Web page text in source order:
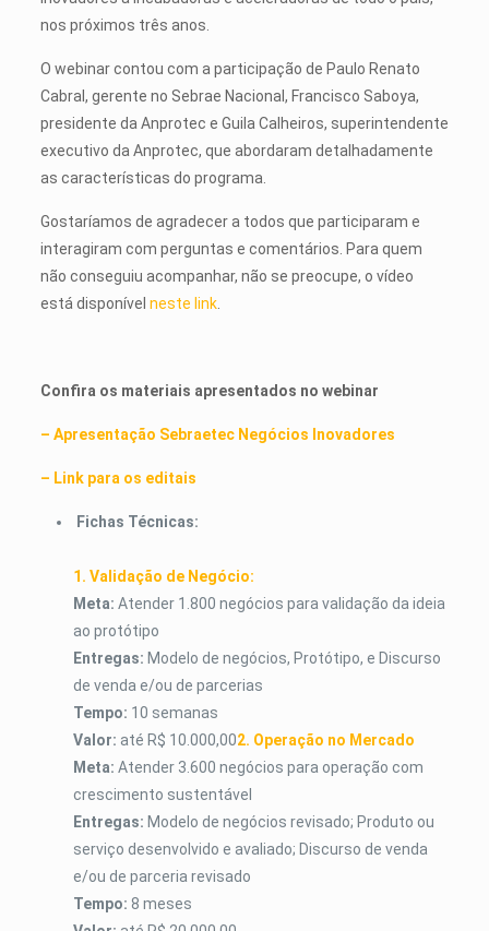
nos próximos três anos.
O webinar contou com a participação de Paulo Renato
Cabral, gerente no Sebrae Nacional, Francisco Saboya,
presidente da Anprotec e Guila Calheiros, superintendente
executivo da Anprotec, que abordaram detalhadamente
as características do programa.
Gostaríamos de agradecer a todos que participaram e
interagiram com perguntas e comentários. Para quem
não conseguiu acompanhar, não se preocupe, o vídeo
está disponível neste link.
Confira os materiais apresentados no webinar
– Apresentação Sebraetec Negócios Inovadores
– Link para os editais
Fichas Técnicas:
1. Validação de Negócio:
Meta: Atender 1.800 negócios para validação da ideia
ao protótipo
Entregas: Modelo de negócios, Protótipo, e Discurso
de venda e/ou de parcerias
Tempo: 10 semanas
Valor: até R$ 10.000,002. Operação no Mercado
Meta: Atender 3.600 negócios para operação com
crescimento sustentável
Entregas: Modelo de negócios revisado; Produto ou
serviço desenvolvido e avaliado; Discurso de venda
e/ou de parceria revisado
Tempo: 8 meses